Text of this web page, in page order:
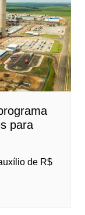
para
de R$